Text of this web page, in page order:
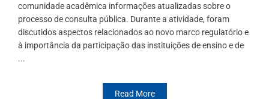
comunidade acadêmica informações atualizadas sobre o
processo de consulta pública. Durante a atividade, foram
discutidos aspectos relacionados ao novo marco regulatório e
à importância da participação das instituições de ensino e de
...
Read More